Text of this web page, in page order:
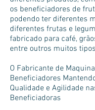
os beneficiadores de
podendo ter diferentes
diferentes frutas e
fabricado para café,
entre outros muitos
O Fabricante de
Beneficiadores
Qualidade e Agilidade
Beneficiadoras